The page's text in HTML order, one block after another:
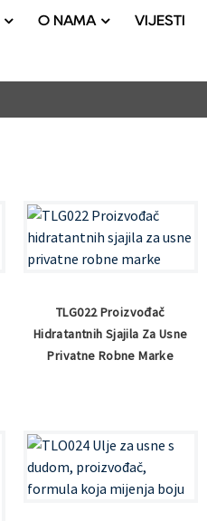
O NAMA VIJESTI
TLG022 Proizvođač
Hidratantnih Sjajila Za Usne
Privatne Robne Marke